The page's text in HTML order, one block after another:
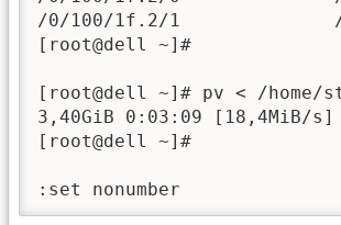
/0/100/1f.2/1              /
[root@dell ~]#
[root@dell ~]# pv < /home/
3,40GiB 0:03:09
[root@dell ~]#
:set nonumber